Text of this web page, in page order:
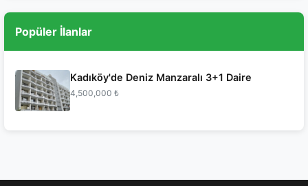
Popüler İlanlar
Kadıköy'de Deniz Manzaralı 3+1 Daire
4,500,000 ₺